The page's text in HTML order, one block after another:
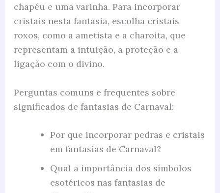
chapéu e uma varinha. Para incorporar
cristais nesta fantasia, escolha cristais
roxos, como a ametista e a charoita, que
representam a intuição, a proteção e a
ligação com o divino.
Perguntas comuns e frequentes sobre
significados de fantasias de Carnaval:
Por que incorporar pedras e cristais
em fantasias de Carnaval?
Qual a importância dos símbolos
esotéricos nas fantasias de